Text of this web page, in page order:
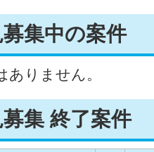
集中の案件
ありません。
集 終了案件